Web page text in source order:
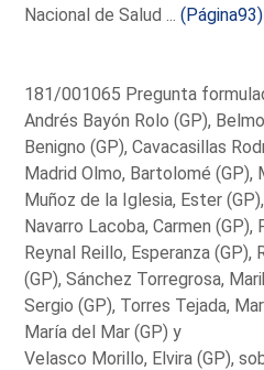
Nacional de Salud ...(Página93)
181/001065 Pregunta
Andrés Bayón Rolo (GP),
Benigno (GP), Cavacasillas
Madrid Olmo, Bartolomé (GP),
Muñoz de la Iglesia, Ester (GP),
Navarro Lacoba, Carmen (GP),
Reynal Reillo, Esperanza (GP),
(GP), Sánchez Torregrosa,
Sergio (GP), Torres Tejada,
María del Mar (GP) y
Velasco Morillo, Elvira (GP),